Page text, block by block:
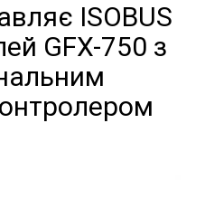
ISOBUS
GFX-750 з